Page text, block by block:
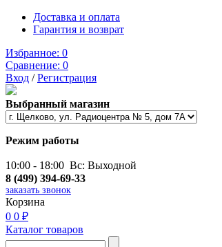
Доставка и оплата
Гарантия и возврат
Избранное: 0
Сравнение: 0
Вход /Регистрация
Выбранный магазин
Режим работы
10:00 - 18:00 Вс: Выходной
8 (499) 394-69-33
заказать звонок
Корзина
0 0 ₽
Каталог товаров